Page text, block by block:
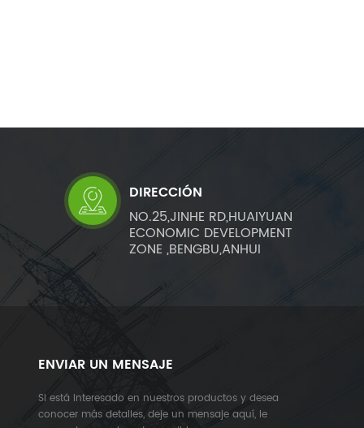
DIRECCIÓN
NO.25,JINHE RD,HUAIYUAN
ECONOMIC DEVELOPMENT
ZONE ,BENGBU,ANHUI
ENVIAR UN MENSAJE
Si está interesado en nuestros productos y desea
conocer más detalles, deje un mensaje aquí, le